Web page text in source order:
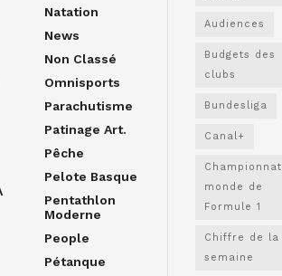
Natation
News
Non Classé
Omnisports
Parachutisme
Patinage Art.
Pêche
Pelote Basque
Pentathlon
Moderne
People
Pétanque
Audiences
Budgets des
clubs
Bundesliga
Canal+
monde de
Formule 1
Chiffre de la
semaine